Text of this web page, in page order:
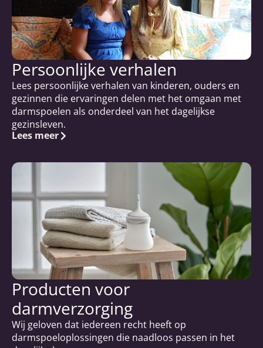
Persoonlijke verhalen
Lees persoonlijke verhalen van kinderen, ouders en
gezinnen die ervaringen delen met het omgaan met
darmspoelen als onderdeel van het dagelijkse
gezinsleven.
Lees meer
Producten voor
darmverzorging
Wij geloven dat iedereen recht heeft op
darmspoeloplossingen die naadloos passen in het